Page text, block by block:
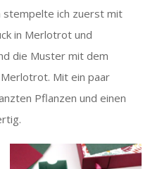
stempelte ich zuerst mit
in Merlotrot und
die Muster mit dem
Mit ein paar
Pflanzen und einen